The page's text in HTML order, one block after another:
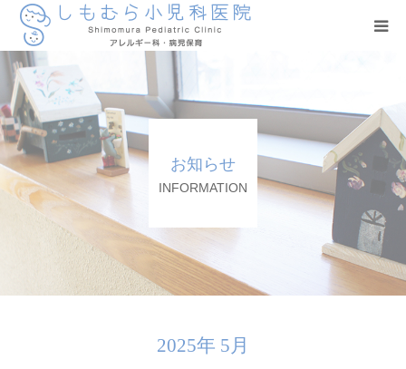
お知らせ
INFORMATION
2025年 5月
医師のご紹介
施設のご紹介
ご予約方法
病児保育
よくある質問